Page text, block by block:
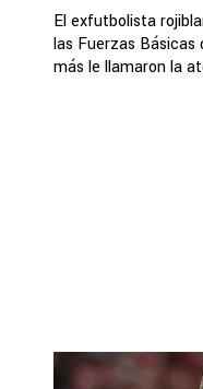
El exfutbolista
las Fuerzas Básicas
más le llamaron la